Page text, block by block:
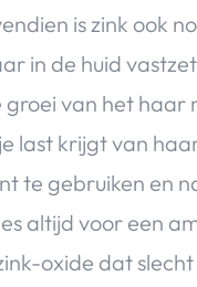
is zink ook
in de huid
van het haar
last krijgt van
te gebruiken en
altijd voor een
oxide dat